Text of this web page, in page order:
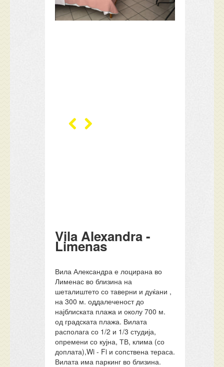
Vila Alexandra -
Limenas
Вила Александра е лоцирана во
Лименас во близина на
шеталиштето со таверни и дуќани ,
на 300 м. оддалеченост до
најблиската плажа и околу 700 м.
од градската плажа. Вилата
располага со 1/2 и 1/3 студија,
опремени со кујна, ТВ, клима (со
доплата),Wi - Fi и сопствена тераса.
Вилата има паркинг во близина.